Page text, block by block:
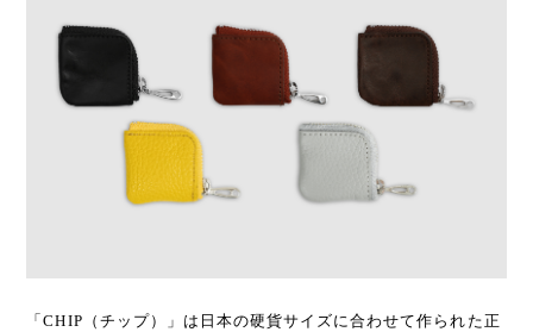
「CHIP（チップ）」は日本の硬貨サイズに合わせて作られた正